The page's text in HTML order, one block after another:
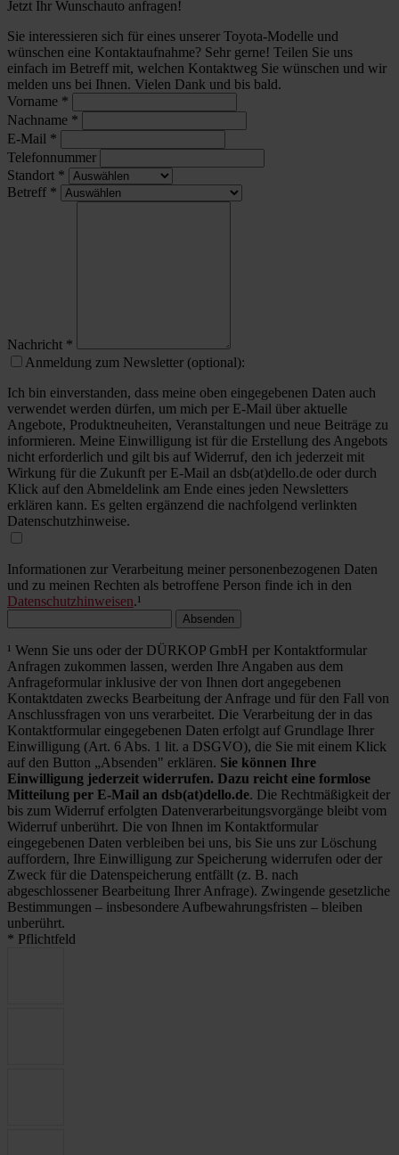
Jetzt Ihr Wunschauto anfragen!
Sie interessieren sich für eines unserer Toyota-Modelle und
wünschen eine Kontaktaufnahme? Sehr gerne! Teilen Sie uns
einfach im Betreff mit, welchen Kontaktweg Sie wünschen und wir
melden uns bei Ihnen. Vielen Dank und bis bald.
Vorname *
Nachname *
E-Mail *
Telefonnummer
Standort *
Betreff *
Nachricht *
Anmeldung zum Newsletter (optional):
Ich bin einverstanden, dass meine oben eingegebenen Daten auch
verwendet werden dürfen, um mich per E-Mail über aktuelle
Angebote, Produktneuheiten, Veranstaltungen und neue Beiträge zu
informieren. Meine Einwilligung ist für die Erstellung des Angebots
nicht erforderlich und gilt bis auf Widerruf, den ich jederzeit mit
Wirkung für die Zukunft per E-Mail an dsb(at)dello.de oder durch
Klick auf den Abmeldelink am Ende eines jeden Newsletters
erklären kann. Es gelten ergänzend die nachfolgend verlinkten
Datenschutzhinweise.
Informationen zur Verarbeitung meiner personenbezogenen Daten
und zu meinen Rechten als betroffene Person finde ich in den
Datenschutzhinweisen.¹
Absenden
¹ Wenn Sie uns oder der DÜRKOP GmbH per Kontaktformular
Anfragen zukommen lassen, werden Ihre Angaben aus dem
Anfrageformular inklusive der von Ihnen dort angegebenen
Kontaktdaten zwecks Bearbeitung der Anfrage und für den Fall von
Anschlussfragen von uns verarbeitet. Die Verarbeitung der in das
Kontaktformular eingegebenen Daten erfolgt auf Grundlage Ihrer
Einwilligung (Art. 6 Abs. 1 lit. a DSGVO), die Sie mit einem Klick
auf den Button „Absenden" erklären. Sie können Ihre
Einwilligung jederzeit widerrufen. Dazu reicht eine formlose
Mitteilung per E-Mail an dsb(at)dello.de. Die Rechtmäßigkeit der
bis zum Widerruf erfolgten Datenverarbeitungsvorgänge bleibt vom
Widerruf unberührt. Die von Ihnen im Kontaktformular
eingegebenen Daten verbleiben bei uns, bis Sie uns zur Löschung
auffordern, Ihre Einwilligung zur Speicherung widerrufen oder der
Zweck für die Datenspeicherung entfällt (z. B. nach
abgeschlossener Bearbeitung Ihrer Anfrage). Zwingende gesetzliche
Bestimmungen – insbesondere Aufbewahrungsfristen – bleiben
unberührt.
* Pflichtfeld